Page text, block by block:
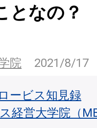
となの？
院
2021/8/17
ービス知見録
経営大学院（